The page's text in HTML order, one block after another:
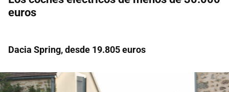
euros
Dacia Spring, desde 19.805 euros